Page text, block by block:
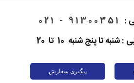
:
91300351 - 021
تا پنج شنبه 10 تا 20
پیگیری سفارش